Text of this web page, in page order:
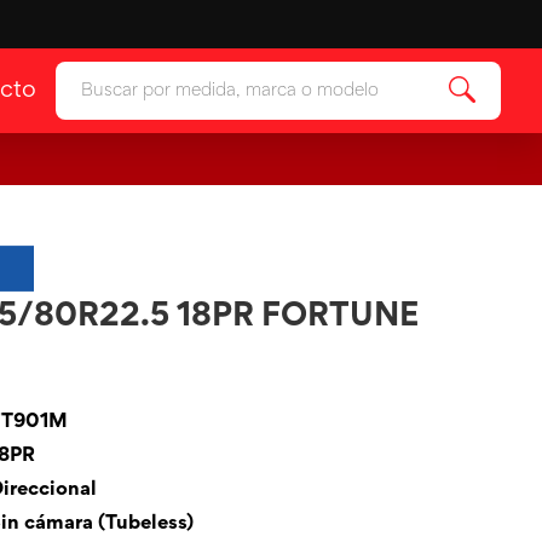
Ver categoría
80R22.5 18PR FORTUNE
cámara (Tubeless)